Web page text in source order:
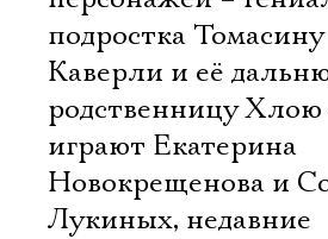
подростка Томасину
Каверли и её
родственницу Хлою
играют Екатерина
Новокрещенова и
Лукиных, недавние